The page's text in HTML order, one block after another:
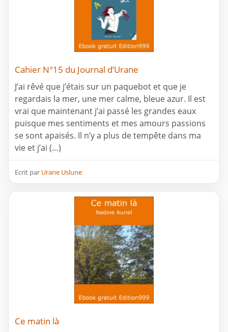
Cahier N°15 du Journal d’Urane
J’ai rêvé que j’étais sur un paquebot et que je
regardais la mer, une mer calme, bleue azur. Il est
vrai que maintenant j’ai passé les grandes eaux
puisque mes sentiments et mes amours passions
se sont apaisés. Il n’y a plus de tempête dans ma
vie et j’ai (…)
Ecrit par Urane Uslune
Ce matin là